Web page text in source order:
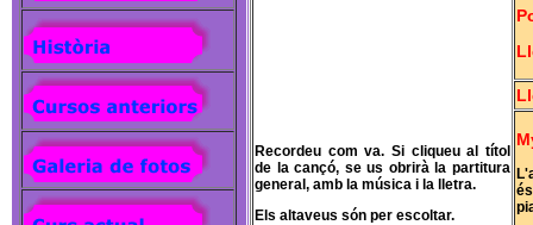
Recordeu com va. Si cliqueu al títol
de la cançó, se us obrirà la partitura
general, amb la música i la lletra.
Els altaveus són per escoltar.